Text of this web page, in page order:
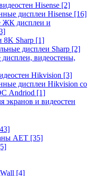
Hisense [2]
дисплеи Hisense [16]
ЖК дисплеи и
8K Sharp [1]
дисплеи Sharp [2]
видеостены,
Hikvision [3]
дисплеи Hikvision со
Andriod [1]
экранов и видеостен
AET [35]
[4]